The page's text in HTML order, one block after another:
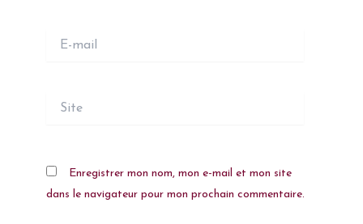
mail
Site
Enregistrer mon nom, mon e-mail et mon site
dans le navigateur pour mon prochain commentaire.